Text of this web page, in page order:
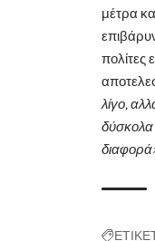
μέτρα
πολίτες
λίγο,
δύσκολα